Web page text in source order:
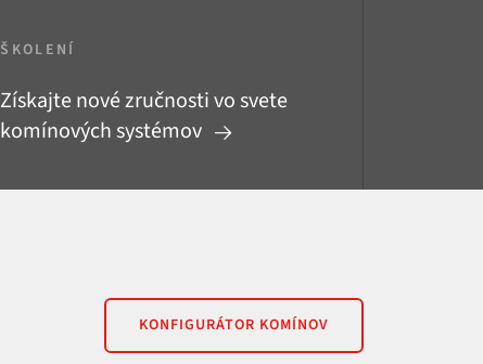
ŠKOLENÍ
Získajte nové zručnosti vo svete
komínových systémov
KONFIGURÁTOR KOMÍNOV